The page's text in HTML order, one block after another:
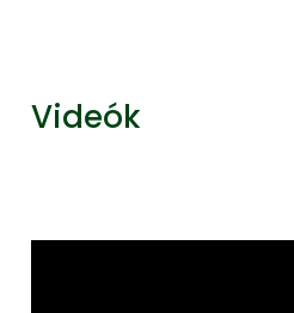
Videók